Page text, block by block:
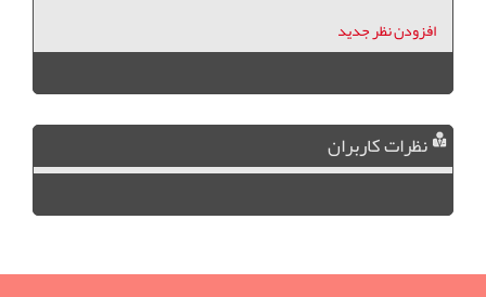
افزودن نظر جدید
نظرات کاربران